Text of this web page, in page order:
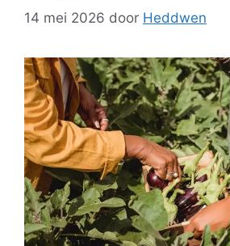
14 mei 2026 door Heddwen